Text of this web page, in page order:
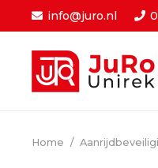
info@juro.nl
Home /